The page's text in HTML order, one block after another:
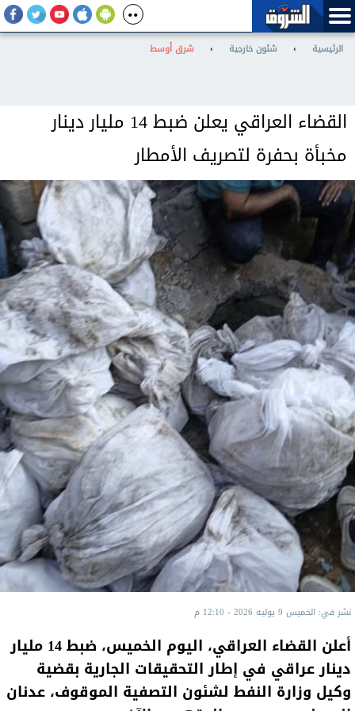
الرئيسية › شئون خارجية › شرق أوسط
القضاء العراقي يعلن ضبط 14 مليار دينار
مخبأة بحفرة لتصريف الأمطار
نشر في: الخميس 9 يوليه 2026 - 12:10 م
أعلن القضاء العراقي، اليوم الخميس، ضبط 14 مليار
دينار عراقي في إطار التحقيقات الجارية بقضية
وكيل وزارة النفط لشئون التصفية الموقوف، عدنان